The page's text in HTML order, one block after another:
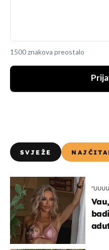
1500 znakova preostalo
SVJEŽE